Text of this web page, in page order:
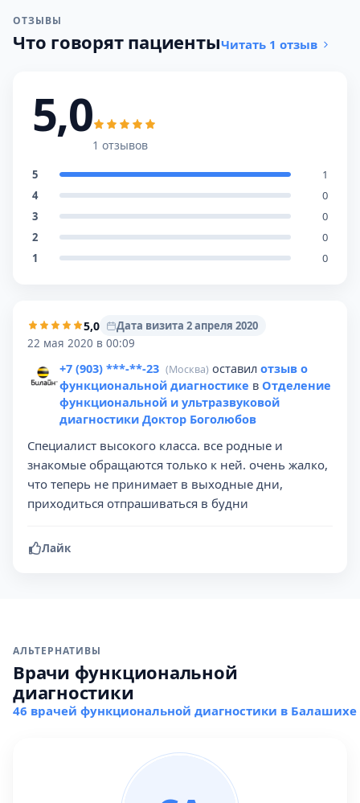
ОТЗЫВЫ
Что говорят пациентыЧитать 1 отзыв
5,0
1 отзывов
5
1
4
0
3
0
2
0
1
0
5,0
Дата визита 2 апреля 2020
22 мая 2020 в 00:09
+7 (903) ***-**-23 (Москва) оставил отзыв о
функциональной диагностике в Отделение
функциональной и ультразвуковой
диагностики Доктор Боголюбов
Специалист высокого класса. все родные и
знакомые обращаются только к ней. очень жалко,
что теперь не принимает в выходные дни,
приходиться отпрашиваться в будни
Лайк
АЛЬТЕРНАТИВЫ
Врачи функциональной
диагностики
46 врачей функциональной диагностики в Балашихе